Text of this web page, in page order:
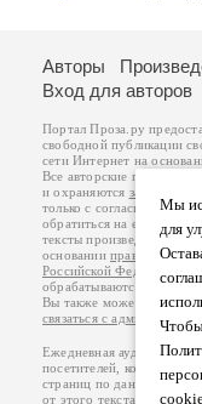
Мы
для
Авторы
Вход для авторов
Портал Проза.ру
свободной публикации
сети Интернет на
Все авторские права на
и охраняются законом
.
только с согласия его
обратиться на его
тексты произведений
основанииправил
Российской Федерации
обрабатываются на
Вы также можете
связаться с
Ежедневная аудитория
посетителей, которые в
страниц по данным
от этого текста. В